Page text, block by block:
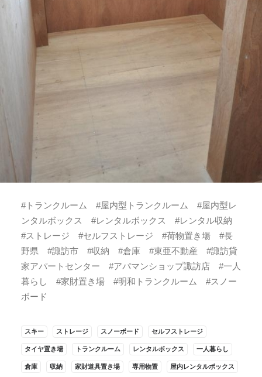
#トランクルーム #屋内型トランクルーム #屋内型レ
ンタルボックス #レンタルボックス #レンタル収納
#ストレージ #セルフストレージ #荷物置き場 #長
野県 #諏訪市 #収納 #倉庫 #東亜不動産 #諏訪貸
家アパートセンター #アパマンショップ諏訪店 #一人
暮らし #家財置き場 #明和トランクルーム #スノー
ボード
スキー ストレージ スノーボード セルフストレージ
タイヤ置き場 トランクルーム レンタルボックス 一人暮らし
倉庫 収納 家財道具置き場 専用物置 屋内レンタルボックス